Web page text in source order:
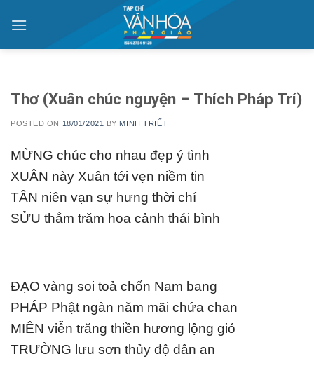
Thơ (Xuân chúc nguyện – Thích Pháp Trí)
POSTED ON 18/01/2021 BY MINH TRIẾT
MỪNG chúc cho nhau đẹp ý tình
XUÂN này Xuân tới vẹn niềm tin
TÂN niên vạn sự hưng thời chí
SỬU thắm trăm hoa cảnh thái bình
ÐẠO vàng soi toả chốn Nam bang
PHÁP Phật ngàn năm mãi chứa chan
MIÊN viễn trăng thiền hương lộng gió
TRƯỜNG lưu sơn thủy độ dân an